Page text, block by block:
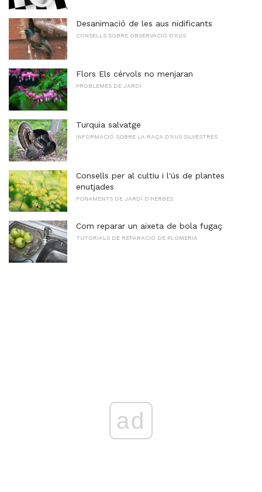
Desanimació de les aus nidificants
CONSELLS SOBRE OBSERVACIÓ D'AUS
Flors Els cérvols no menjaran
PROBLEMES DE JARDÍ
Turquia salvatge
INFORMACIÓ SOBRE LA RAÇA D'AUS SILVESTRES
Consells per al cultiu i l'ús de plantes
enutjades
FONAMENTS DE JARDÍ D'HERBES
Com reparar un aixeta de bola fugaç
TUTORIALS DE REPARACIÓ DE PLOMERIA
ad